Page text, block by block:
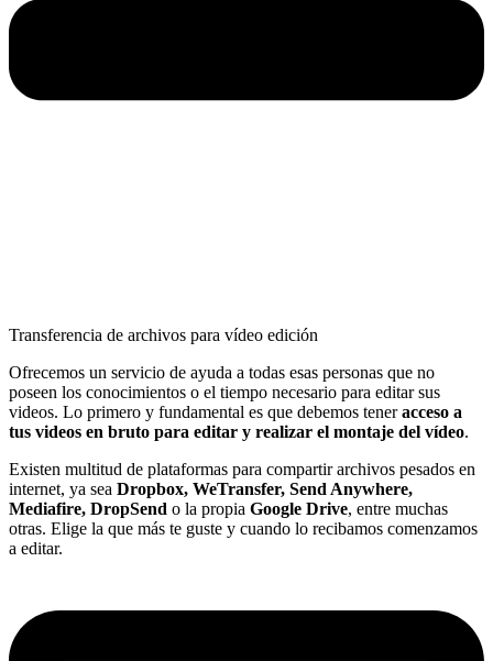
Transferencia de archivos para vídeo edición
Ofrecemos un servicio de ayuda a todas esas personas que no
poseen los conocimientos o el tiempo necesario para editar sus
videos. Lo primero y fundamental es que debemos teneracceso a
tus videos en bruto para editar y realizar el montaje del vídeo.
Existen multitud de plataformas para compartir archivos pesados en
internet, ya sea Dropbox, WeTransfer, Send Anywhere,
Mediafire, DropSend o la propia Google Drive, entre muchas
otras. Elige la que más te guste y cuando lo recibamos comenzamos
a editar.